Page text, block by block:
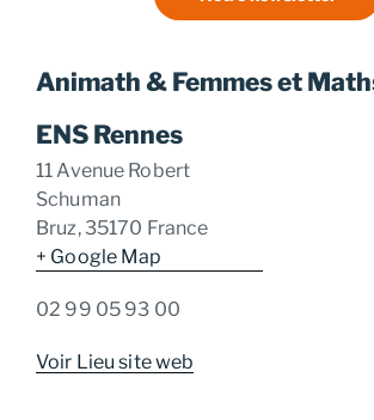
Animath & Femmes et
ENS Rennes
11 Avenue Robert
Schuman
Bruz,35170 France
+ Google Map
02 99 05 93 00
Voir Lieu site web